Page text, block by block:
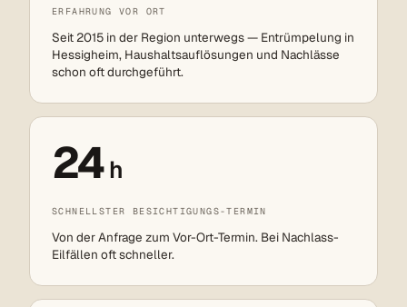
ERFAHRUNG VOR ORT
Seit 2015 in der Region unterwegs — Entrümpelung in
Hessigheim, Haushaltsauflösungen und Nachlässe
schon oft durchgeführt.
24h
SCHNELLSTER BESICHTIGUNGS-TERMIN
Von der Anfrage zum Vor-Ort-Termin. Bei Nachlass-
Eilfällen oft schneller.